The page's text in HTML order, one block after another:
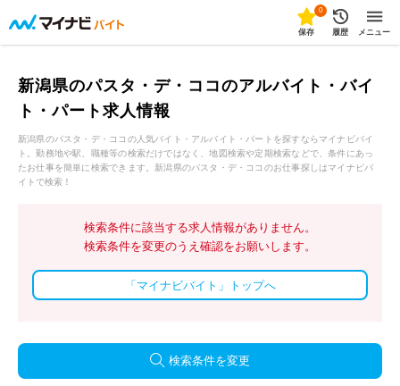
0
保存 履歴 メニュー
新潟県のパスタ・デ・ココのアルバイト・バイ
ト・パート求人情報
新潟県のパスタ・デ・ココの人気バイト・アルバイト・パートを探すならマイナビバイ
ト。勤務地や駅、職種等の検索だけではなく、地図検索や定期検索などで、条件にあっ
たお仕事を簡単に検索できます。新潟県のパスタ・デ・ココのお仕事探しはマイナビバ
イトで検索！
検索条件に該当する求人情報がありません。
検索条件を変更のうえ確認をお願いします。
「マイナビバイト」トップへ
検索条件を変更